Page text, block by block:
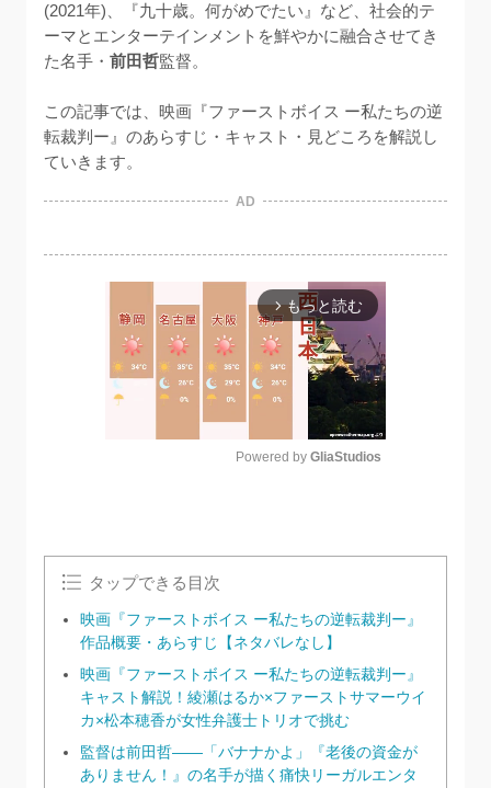
(2021年)、『九十歳。何がめでたい』など、社会的テ
ーマとエンターテインメントを鮮やかに融合させてき
た名手・ 前田哲監督。
この記事では、映画『ファーストボイス ー私たちの逆
転裁判ー』のあらすじ・キャスト・見どころを解説し
ていきます。
AD
arrow_forward_ios もっと読む
Powered by GliaStudios
タップできる目次
映画『ファーストボイス ー私たちの逆転裁判ー』
作品概要・あらすじ【ネタバレなし】
映画『ファーストボイス ー私たちの逆転裁判ー』
キャスト解説！綾瀬はるか×ファーストサマーウイ
カ×松本穂香が女性弁護士トリオで挑む
監督は前田哲——「バナナかよ」『老後の資金が
ありません！』の名手が描く痛快リーガルエンタ